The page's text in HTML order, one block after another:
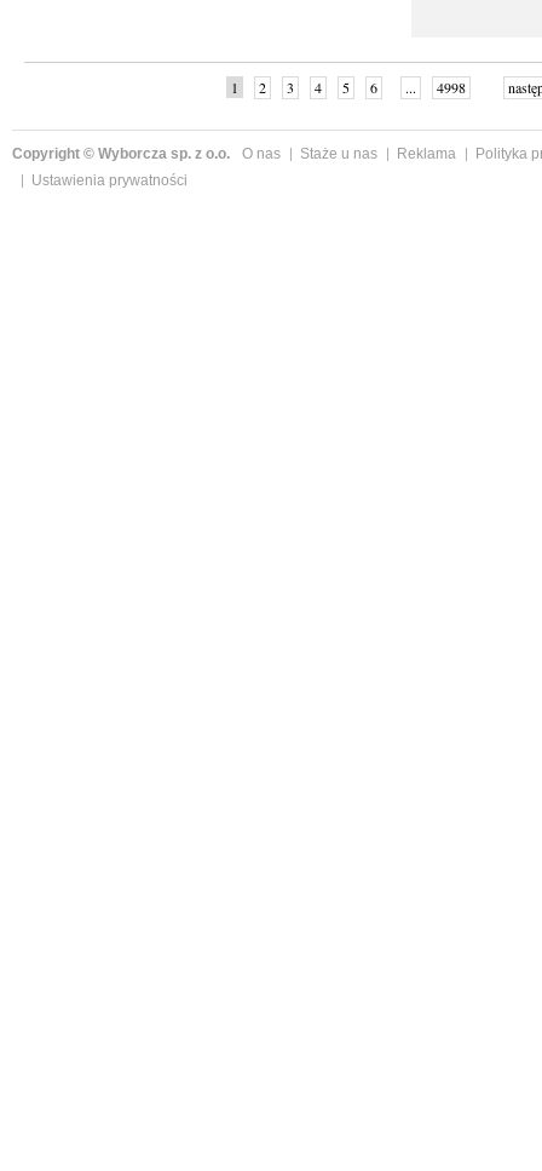
1 2 3 4 5 6 ... 4998
Copyright © Wyborcza sp. z o.o. O nas Staże u nas Reklama
Polityka
Ustawienia prywatności